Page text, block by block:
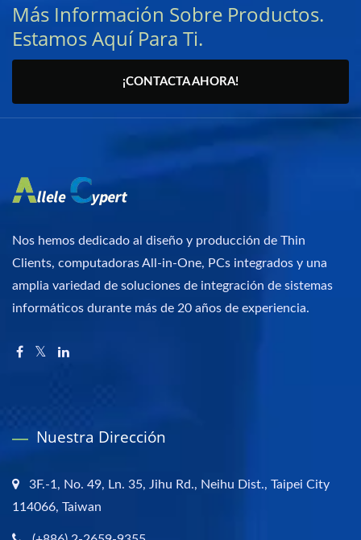
Más Información Sobre Productos.
Estamos Aquí Para Ti.
¡CONTACTA AHORA!
Nos hemos dedicado al diseño y producción de Thin
Clients, computadoras All-in-One, PCs integrados y una
amplia variedad de soluciones de integración de sistemas
informáticos durante más de 20 años de experiencia.
Nuestra Dirección
3F.-1, No. 49, Ln. 35, Jihu Rd., Neihu Dist., Taipei City
114066, Taiwan